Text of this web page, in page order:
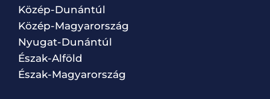
Közép-Dunántúl
Közép-Magyarország
Nyugat-Dunántúl
Észak-Alföld
Észak-Magyarország